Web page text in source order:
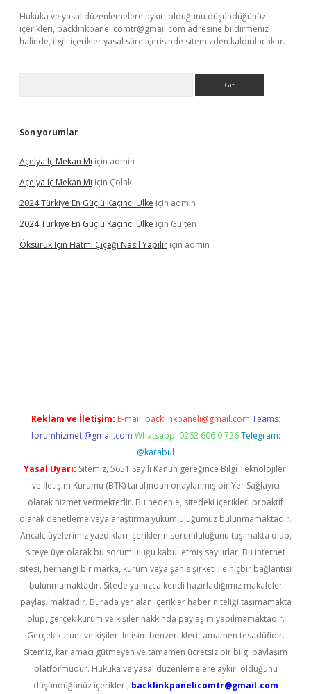
Hukuka ve yasal düzenlemelere aykırı olduğunu düşündüğünüz
içerikleri, backlinkpanelicomtr@gmail.com adresine bildirmeniz
halinde, ilgili içerikler yasal süre içerisinde sitemizden kaldırılacaktır.
Son yorumlar
Açelya Iç Mekan Mı için admin
Açelya Iç Mekan Mı için Çolak
2024 Türkiye En Güçlü Kaçıncı Ülke için admin
2024 Türkiye En Güçlü Kaçıncı Ülke için Gülten
Öksürük Için Hatmi Çiçeği Nasıl Yapılır için admin
Reklam ve İletişim: E-mail: backlinkpaneli@gmail.com Teams:
forumhizmeti@gmail.com Whatsapp: 0262 606 0 726 Telegram:
@karabul
Yasal Uyarı: Sitemiz, 5651 Sayılı Kanun gereğince Bilgi Teknolojileri
ve İletişim Kurumu (BTK) tarafından onaylanmış bir Yer Sağlayıcı
olarak hizmet vermektedir. Bu nedenle, sitedeki içerikleri proaktif
olarak denetleme veya araştırma yükümlülüğümüz bulunmamaktadır.
Ancak, üyelerimiz yazdıkları içeriklerin sorumluluğunu taşımakta olup,
siteye üye olarak bu sorumluluğu kabul etmiş sayılırlar. Bu internet
sitesi, herhangi bir marka, kurum veya şahıs şirketi ile hiçbir bağlantısı
bulunmamaktadır. Sitede yalnızca kendi hazırladığımız makaleler
paylaşılmaktadır. Burada yer alan içerikler haber niteliği taşımamakta
olup, gerçek kurum ve kişiler hakkında paylaşım yapılmamaktadır.
Gerçek kurum ve kişiler ile isim benzerlikleri tamamen tesadüfidir.
Sitemiz, kar amacı gütmeyen ve tamamen ücretsiz bir bilgi paylaşım
platformudur. Hukuka ve yasal düzenlemelere aykırı olduğunu
düşündüğünüz içerikleri, backlinkpanelicomtr@gmail.com